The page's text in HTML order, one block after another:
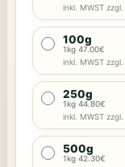
inkl. MWST zzgl.
100g
1kg 47.00€
inkl. MWST zzgl.
250g
1kg 44.80€
inkl. MWST zzgl.
500g
1kg 42.30€